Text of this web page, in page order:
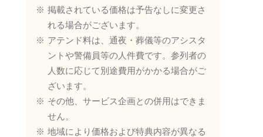
掲載されている価格は予告なしに変更さ
れる場合がございます。
アテンド料は、通夜・葬儀等のアシスタ
ントや警備員等の人件費です。参列者の
人数に応じて別途費用がかかる場合がご
ざいます。
その他、サービス企画との併用はできま
せん。
地域により価格および特典内容が異なる